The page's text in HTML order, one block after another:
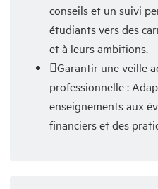
conseils et un suivi
étudiants vers des
et à leurs ambitions.
Garantir une veille
professionnelle :
enseignements aux
financiers et des